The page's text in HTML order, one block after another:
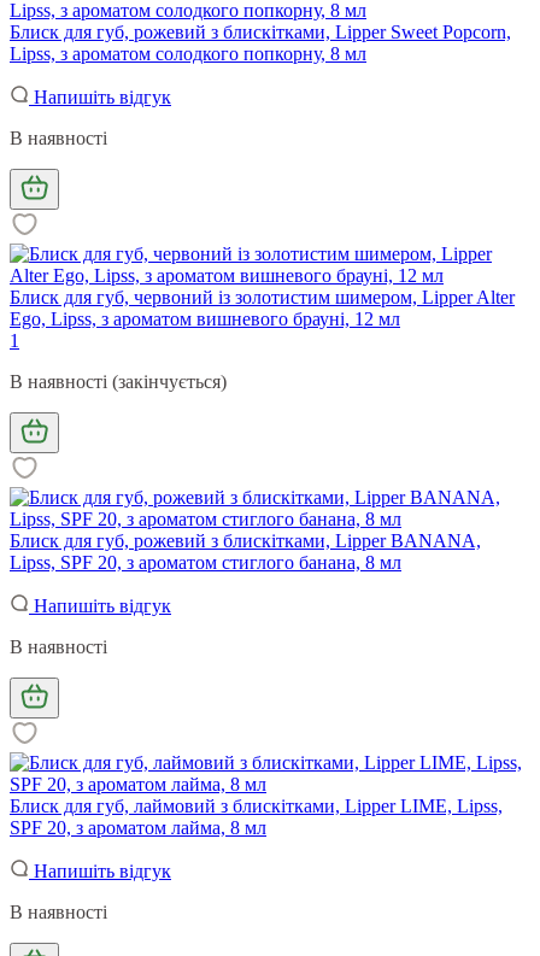
Блиск для губ, рожевий з блискітками, Lipper Sweet Popcorn,
Lipss, з ароматом солодкого попкорну, 8 мл
Напишіть відгук
В наявності
Блиск для губ, червоний із золотистим шимером, Lipper Alter
Ego, Lipss, з ароматом вишневого брауні, 12 мл
1
В наявності (закінчується)
Блиск для губ, рожевий з блискітками, Lipper BANANA,
Lipss, SPF 20, з ароматом стиглого банана, 8 мл
Напишіть відгук
В наявності
Блиск для губ, лаймовий з блискітками, Lipper LIME, Lipss,
SPF 20, з ароматом лайма, 8 мл
Напишіть відгук
В наявності